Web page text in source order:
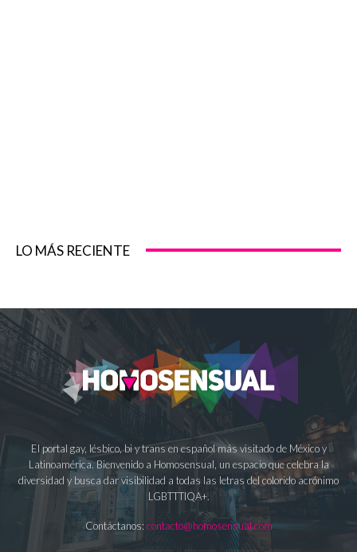
LO MÁS RECIENTE
El portal gay, lésbico, bi y trans en español más visitado de México y
Latinoamérica. Bienvenido a Homosensual, un espacio que celebra la
diversidad y busca dar visibilidad a todas las letras del colorido acrónimo
LGBTTTIQA+.
Contáctanos: contacto@homosensual.com